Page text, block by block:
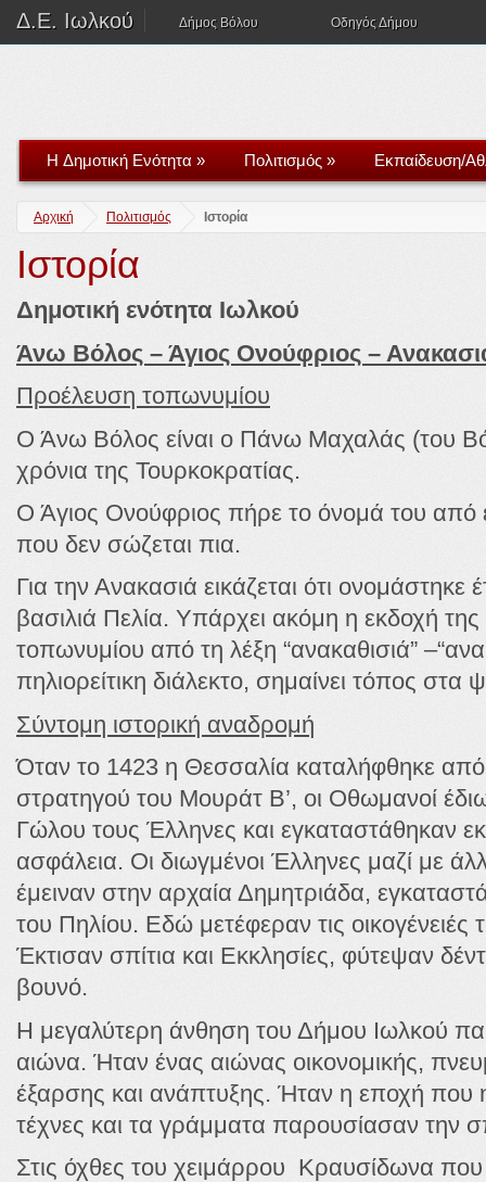
Δ.Ε. Ιωλκού Δήμος Βόλου Οδηγός Δήμου
H Δημοτική Ενότητα » Πολιτισμός » Εκπαίδευση/
Αρχική Πολιτισμός Ιστορία
Ιστορία
Δημοτική ενότητα Ιωλκού
Άνω Βόλος – Άγιος Ονούφριος –
Προέλευση τοπωνυμίου
Ο Άνω Βόλος είναι ο Πάνω Μαχαλάς (του
χρόνια της Τουρκοκρατίας.
Ο Άγιος Ονούφριος πήρε το όνομά του από
που δεν σώζεται πια.
Για την Ανακασιά εικάζεται ότι ονομάστηκε
βασιλιά Πελία. Υπάρχει ακόμη η εκδοχή
τοπωνυμίου από τη λέξη “ανακαθισιά”
πηλιορείτικη διάλεκτο, σημαίνει τόπος στα
Σύντομη ιστορική αναδρομή
Όταν το 1423 η Θεσσαλία καταλήφθηκε
στρατηγού του Μουράτ Β’, οι Οθωμανοί
Γώλου τους Έλληνες και εγκαταστάθηκαν
ασφάλεια. Οι διωγμένοι Έλληνες μαζί με
έμειναν στην αρχαία Δημητριάδα,
του Πηλίου. Εδώ μετέφεραν τις οικογένειές
Έκτισαν σπίτια και Εκκλησίες, φύτεψαν
βουνό.
Η μεγαλύτερη άνθηση του Δήμου Ιωλκού
αιώνα. Ήταν ένας αιώνας οικονομικής,
έξαρσης και ανάπτυξης. Ήταν η εποχή που η
τέχνες και τα γράμματα παρουσίασαν την
Στις όχθες του χειμάρρου Κραυσίδωνα που